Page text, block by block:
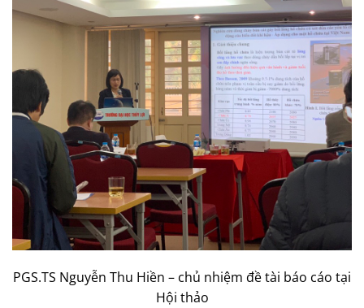
PGS.TS Nguyễn Thu Hiền – chủ nhiệm đề tài báo cáo tại
Hội thảo